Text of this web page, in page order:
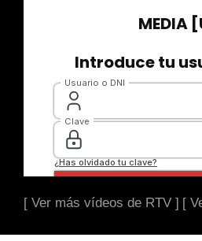
[ Ver más vídeos de RTV ] [